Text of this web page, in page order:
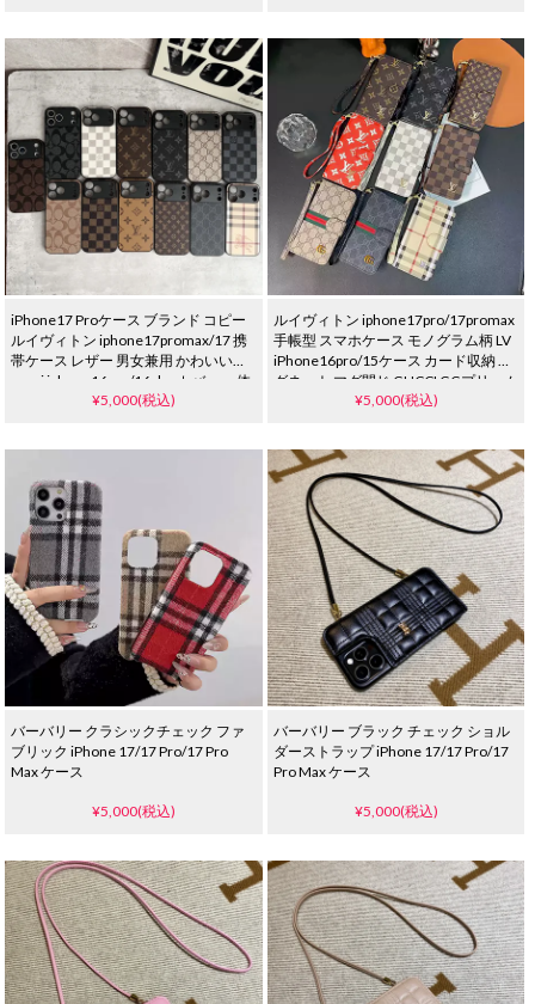
オシャレ
iPhone17 Proケース ブランド コピー
ルイヴィトン iphone17promax/17 携
帯ケース レザー 男女兼用 かわいい
gucci iphone16pro/16plusカバー 一体
型 レンズ保護 耐衝撃 TPUケース コー
¥5,000(税込)
ルイヴィトン iphone17pro/17promax
手帳型 スマホケース モノグラム柄 LV
iPhone16pro/15ケース カード収納 マ
グネット マグ閉じ GUCCI GGプリーム
iphone14/13ケース 手帳型 ブランド
¥5,000(税込)
バーバリー クラシックチェック ファ
ブリック iPhone 17/17 Pro/17 Pro
Max ケース
¥5,000(税込)
バーバリー ブラック チェック ショル
ダーストラップ iPhone 17/17 Pro/17
Pro Max ケース
¥5,000(税込)